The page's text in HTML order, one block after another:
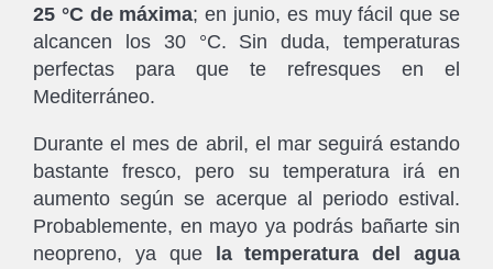
25 °C de máxima; en junio, es muy fácil que se
alcancen los 30 °C. Sin duda, temperaturas
perfectas para que te refresques en el
Mediterráneo.
Durante el mes de abril, el mar seguirá estando
bastante fresco, pero su temperatura irá en
aumento según se acerque al periodo estival.
Probablemente, en mayo ya podrás bañarte sin
neopreno, ya que
la temperatura del agua